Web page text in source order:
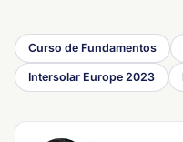
Curso de Fundamentos
Intersolar Europe 2023